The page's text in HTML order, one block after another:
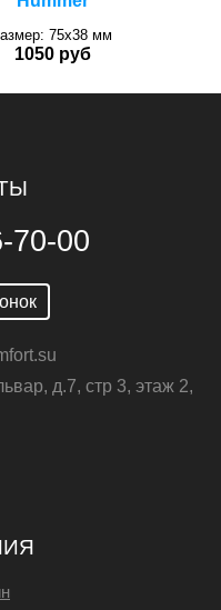
75х38 мм
1050 руб
70-00
д.7, стр 3, этаж 2,